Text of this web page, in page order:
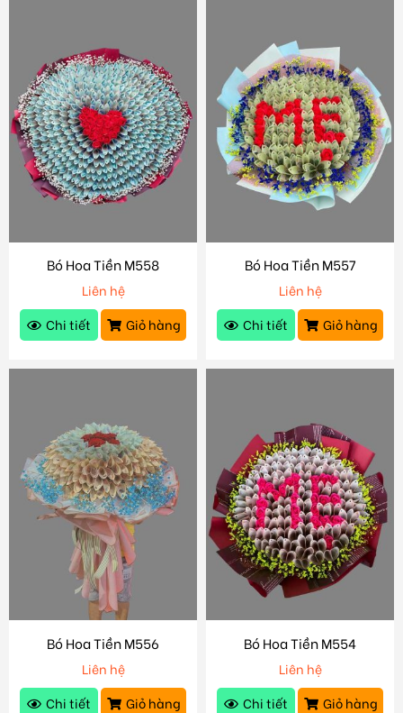
Bó Hoa Tiền M558
Liên hệ
Chi tiết
Giỏ hàng
Bó Hoa Tiền M557
Liên hệ
Chi tiết
Giỏ hàng
Bó Hoa Tiền M556
Liên hệ
Chi tiết
Giỏ hàng
Bó Hoa Tiền M554
Liên hệ
Chi tiết
Giỏ hàng